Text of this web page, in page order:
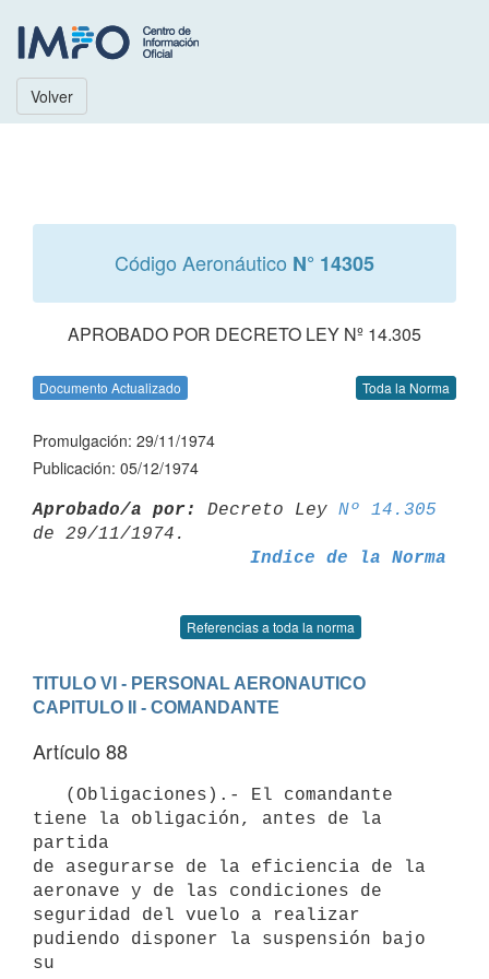
Volver
Código Aeronáutico N° 14305
APROBADO POR DECRETO LEY Nº 14.305
Documento Actualizado Toda la Norma
Promulgación: 29/11/1974
Publicación: 05/12/1974
Aprobado/a por: Decreto Ley Nº 14.305
Indice de la Norma
Referencias a toda la norma
TITULO VI - PERSONAL AERONAUTICO
CAPITULO II - COMANDANTE
Artículo 88
tiene la obligación, antes de la
partida
de asegurarse de la eficiencia de la
aeronave y de las condiciones de
seguridad del vuelo a realizar
pudiendo disponer la suspensión bajo
su